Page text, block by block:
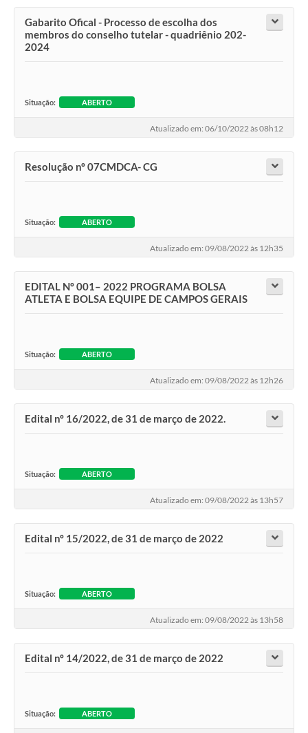
Gabarito Ofical - Processo de escolha dos
membros do conselho tutelar - quadriênio 202-
2024
Situação: ABERTO
Atualizado em: 06/10/2022 às 08h12
Resolução nº 07CMDCA- CG
Situação: ABERTO
Atualizado em: 09/08/2022 às 12h35
EDITAL Nº 001– 2022 PROGRAMA BOLSA
ATLETA E BOLSA EQUIPE DE CAMPOS GERAIS
Situação: ABERTO
Atualizado em: 09/08/2022 às 12h26
Edital nº 16/2022, de 31 de março de 2022.
Situação: ABERTO
Atualizado em: 09/08/2022 às 13h57
Edital nº 15/2022, de 31 de março de 2022
Situação: ABERTO
Atualizado em: 09/08/2022 às 13h58
Edital nº 14/2022, de 31 de março de 2022
Situação: ABERTO